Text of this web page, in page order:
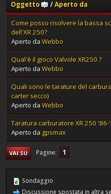
Oggetto /Aperto da
Come posso risolvere la bassa
dell'XR 250?
Aperto da Webbo
Qual'è il gioco Valvole XR250 ?
Aperto da Webbo
Quali sono le tarature del
carter secco)
Aperto da Webbo
Taratura carburatore XR 250
Aperto da gpsmax
VAI SU Pagine 1
Sondaggio
Discussione spostata in altra